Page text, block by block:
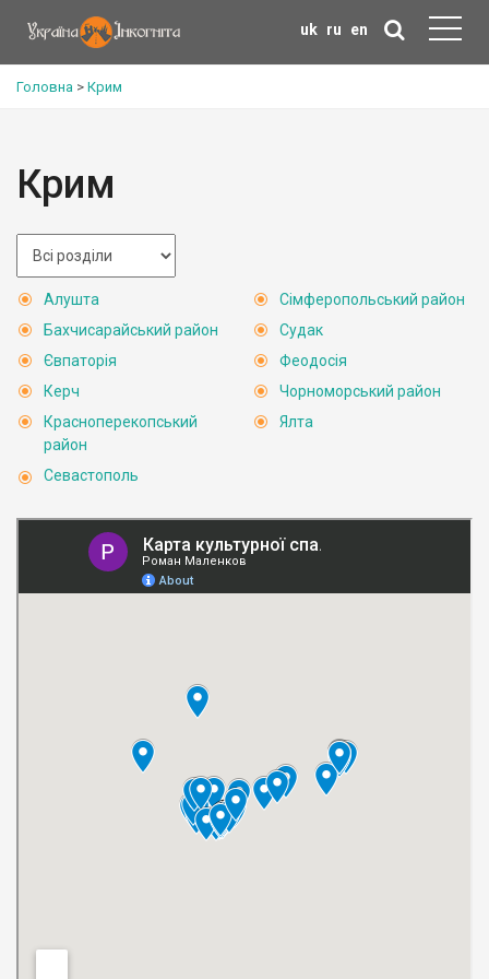
uk ru en
Головна > Крим
Крим
Алушта
Бахчисарайський район
Євпаторія
Керч
Красноперекопський
район
Севастополь
Сімферопольський район
Судак
Феодосія
Чорноморський район
Ялта